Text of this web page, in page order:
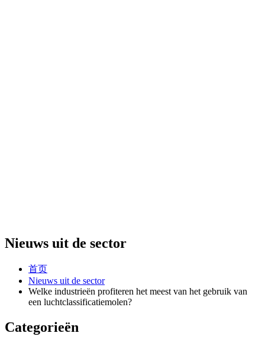
Nieuws uit de sector
首页
Nieuws uit de sector
Welke industrieën profiteren het meest van het gebruik van
een luchtclassificatiemolen?
Categorieën